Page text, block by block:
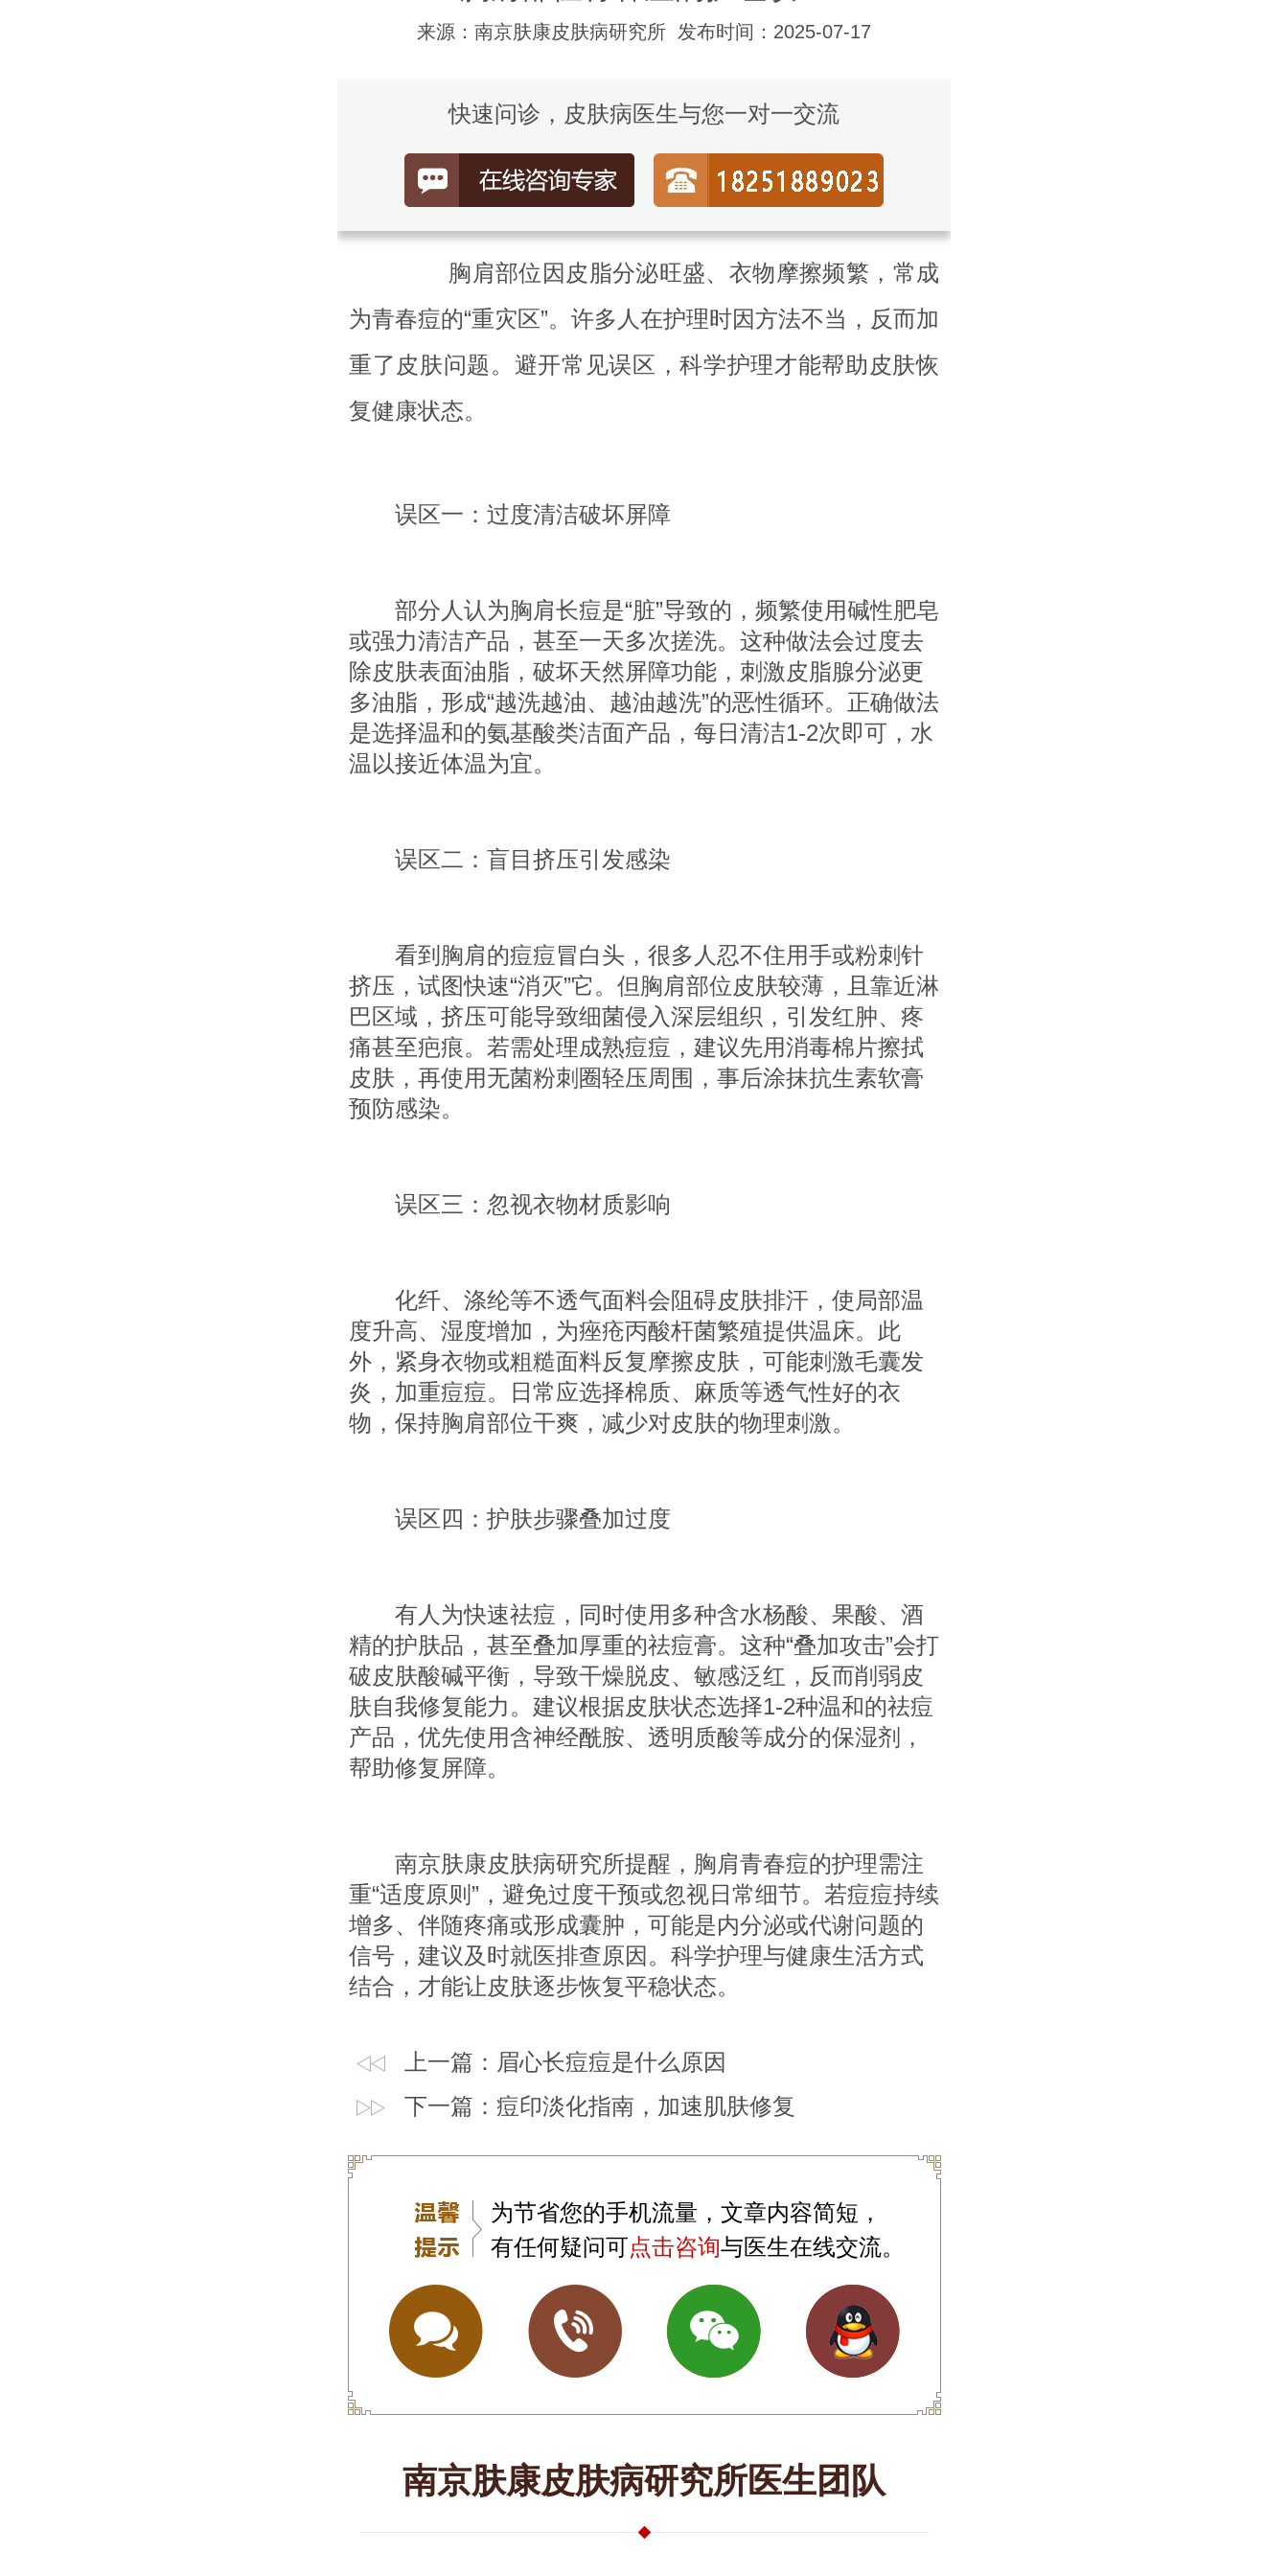
来源：南京肤康皮肤病研究所 发布时间：2025-07-17
快速问诊，皮肤病医生与您一对一交流
胸肩部位因皮脂分泌旺盛、衣物摩擦频繁，常成
为青春痘的“重灾区”。许多人在护理时因方法不当，反而加
重了皮肤问题。避开常见误区，科学护理才能帮助皮肤恢
复健康状态。
误区一：过度清洁破坏屏障
部分人认为胸肩长痘是“脏”导致的，频繁使用碱性肥皂
或强力清洁产品，甚至一天多次搓洗。这种做法会过度去
除皮肤表面油脂，破坏天然屏障功能，刺激皮脂腺分泌更
多油脂，形成“越洗越油、越油越洗”的恶性循环。正确做法
是选择温和的氨基酸类洁面产品，每日清洁1-2次即可，水
温以接近体温为宜。
误区二：盲目挤压引发感染
看到胸肩的痘痘冒白头，很多人忍不住用手或粉刺针
挤压，试图快速“消灭”它。但胸肩部位皮肤较薄，且靠近淋
巴区域，挤压可能导致细菌侵入深层组织，引发红肿、疼
痛甚至疤痕。若需处理成熟痘痘，建议先用消毒棉片擦拭
皮肤，再使用无菌粉刺圈轻压周围，事后涂抹抗生素软膏
预防感染。
误区三：忽视衣物材质影响
化纤、涤纶等不透气面料会阻碍皮肤排汗，使局部温
度升高、湿度增加，为痤疮丙酸杆菌繁殖提供温床。此
外，紧身衣物或粗糙面料反复摩擦皮肤，可能刺激毛囊发
炎，加重痘痘。日常应选择棉质、麻质等透气性好的衣
物，保持胸肩部位干爽，减少对皮肤的物理刺激。
误区四：护肤步骤叠加过度
有人为快速祛痘，同时使用多种含水杨酸、果酸、酒
精的护肤品，甚至叠加厚重的祛痘膏。这种“叠加攻击”会打
破皮肤酸碱平衡，导致干燥脱皮、敏感泛红，反而削弱皮
肤自我修复能力。建议根据皮肤状态选择1-2种温和的祛痘
产品，优先使用含神经酰胺、透明质酸等成分的保湿剂，
帮助修复屏障。
南京肤康皮肤病研究所提醒，胸肩青春痘的护理需注
重“适度原则”，避免过度干预或忽视日常细节。若痘痘持续
增多、伴随疼痛或形成囊肿，可能是内分泌或代谢问题的
信号，建议及时就医排查原因。科学护理与健康生活方式
结合，才能让皮肤逐步恢复平稳状态。
上一篇： 眉心长痘痘是什么原因
下一篇： 痘印淡化指南，加速肌肤修复
为节省您的手机流量，文章内容简短，
有任何疑问可点击咨询与医生在线交流。
南京肤康皮肤病研究所医生团队